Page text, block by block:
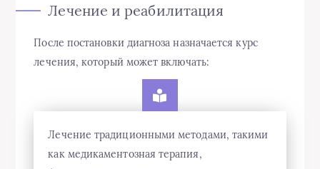
Лечение и реабилитация
После постановки диагноза назначается курс
лечения, который может включать:
Лечение традиционными методами, такими
как медикаментозная терапия,